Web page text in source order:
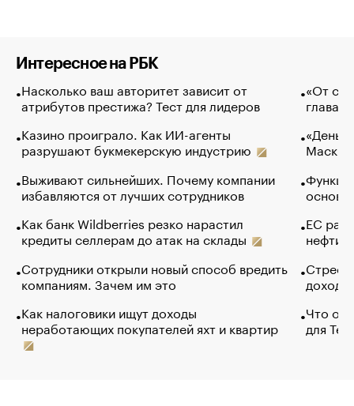
Интересное на РБК
Насколько ваш авторитет зависит от
атрибутов престижа? Тест для лидеров
Казино проиграло. Как ИИ-агенты
разрушают букмекерскую индустрию
Выживают сильнейших. Почему компании
избавляются от лучших сотрудников
Как банк Wildberries резко нарастил
кредиты селлерам до атак на склады
Сотрудники открыли новый способ вредить
компаниям. Зачем им это
Как налоговики ищут доходы
неработающих покупателей яхт и квартир
«От
глава
Маск в
основ
ЕС
нефти
Что
для